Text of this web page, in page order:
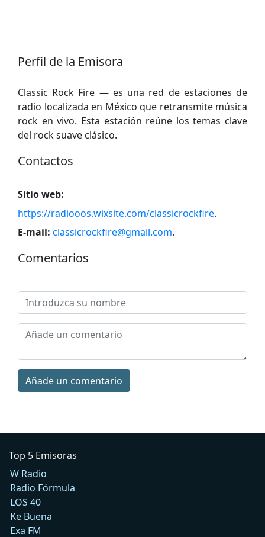
Perfil de la Emisora
Classic Rock Fire — es una red de estaciones de
radio localizada en México que retransmite música
rock en vivo. Esta estación reúne los temas clave
del rock suave clásico.
Contactos
Sitio web:
https://radiooos.wixsite.com/classicrockfire.
E-mail: classicrockfire@gmail.com.
Comentarios
Añade un comentario
Top 5 Emisoras
W Radio
Radio Fórmula
LOS 40
Ke Buena
Exa FM